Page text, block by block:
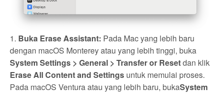
1. Buka Erase Assistant: Pada Mac yang lebih baru
dengan macOS Monterey atau yang lebih tinggi, buka
System Settings > General > Transfer or Resetdan klik
Erase All Content and Settings untuk memulai proses.
Pada macOS Ventura atau yang lebih baru, bukaSystem